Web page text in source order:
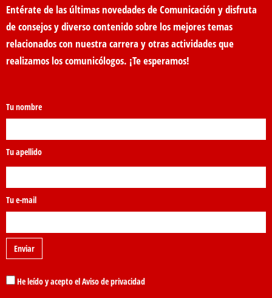
Entérate de las últimas novedades de Comunicación y disfruta
de consejos y diverso contenido sobre los mejores temas
relacionados con nuestra carrera y otras actividades que
realizamos los comunicólogos. ¡Te esperamos!
Tu nombre
Tu apellido
Tu e-mail
He leído y acepto el Aviso de privacidad